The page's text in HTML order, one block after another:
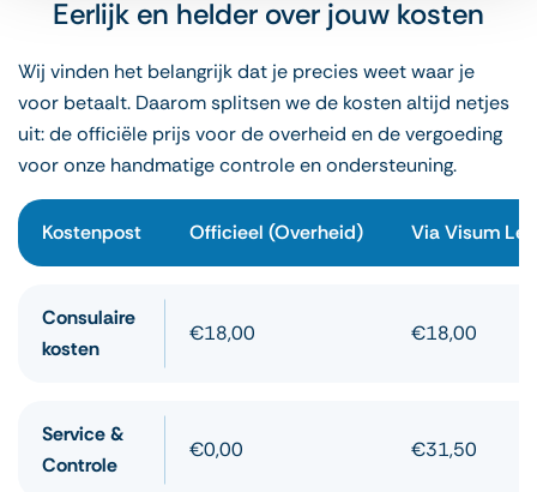
Eerlijk en helder over jouw kosten
Wij vinden het belangrijk dat je precies weet waar je
voor betaalt. Daarom splitsen we de kosten altijd netjes
uit: de officiële prijs voor de overheid en de vergoeding
voor onze handmatige controle en ondersteuning.
Kostenpost Officieel (Overheid) Via Visum
Consulaire
kosten
€18,00 €18,00
Service &
Controle
€0,00 €31,50